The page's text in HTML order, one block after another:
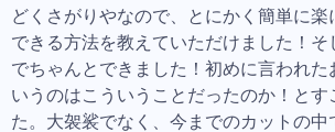
どくさがりやなので、とにかく簡単に
できる方法を教えていただけました！そ
でちゃんとできました！初めに言われ
いうのはこういうことだったのか！とす
た。大袈裟でなく、今までのカットの中